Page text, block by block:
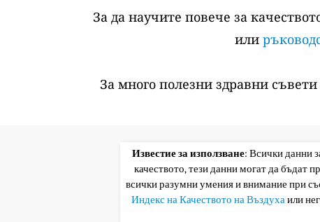
За да научите повече за
или
За много полезни здравни
Известие за използване: Всички данни
качеството, тези данни могат да бъдат
всички разумни умения и внимание при
Индекс на Качеството на Въздухаили